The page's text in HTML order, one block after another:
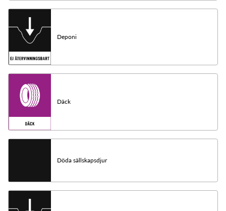
Deponi
Däck
Döda sällskapsdjur